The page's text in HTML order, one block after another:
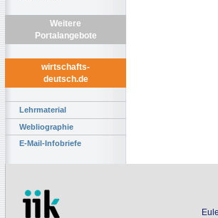
Weitere
Portalangebote
wirtschafts-
deutsch.de
Lehrmaterial
Webliographie
E-Mail-Infobriefe